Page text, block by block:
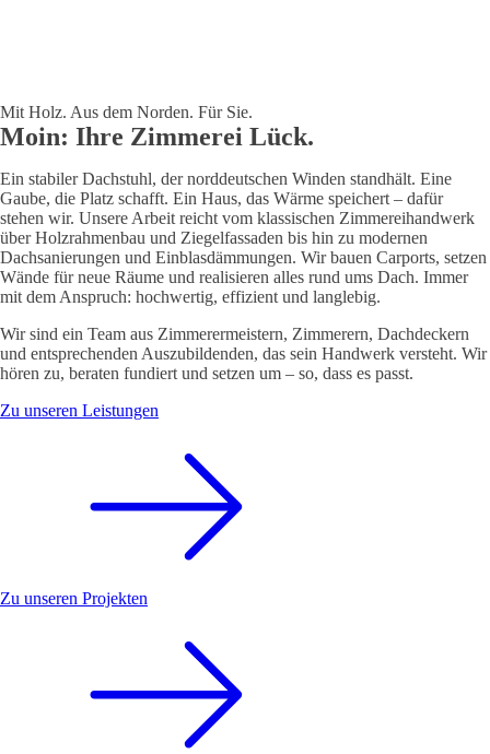
Mit Holz. Aus dem Norden. Für Sie.
Moin: Ihre Zimmerei Lück.
Ein stabiler Dachstuhl, der norddeutschen Winden standhält. Eine
Gaube, die Platz schafft. Ein Haus, das Wärme speichert – dafür
stehen wir. Unsere Arbeit reicht vom klassischen Zimmereihandwerk
über Holzrahmenbau und Ziegelfassaden bis hin zu modernen
Dachsanierungen und Einblasdämmungen. Wir bauen Carports, setzen
Wände für neue Räume und realisieren alles rund ums Dach. Immer
mit dem Anspruch: hochwertig, effizient und langlebig.
Wir sind ein Team aus Zimmerermeistern, Zimmerern, Dachdeckern
und entsprechenden Auszubildenden, das sein Handwerk versteht. Wir
hören zu, beraten fundiert und setzen um – so, dass es passt.
Zu unseren Leistungen
Zu unseren Projekten